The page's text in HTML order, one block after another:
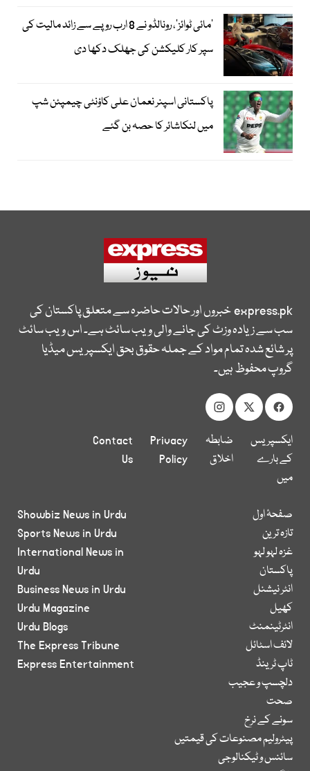
’مائی ٹوائز‘، رونالڈو نے 8 ارب روپے سے زائد مالیت کی
سپر کار کلیکشن کی جھلک دکھا دی
پاکستانی اسپنر نعمان علی کاؤنٹی چیمپئن شپ
میں لنکاشائر کا حصہ بن گئے
express.pkخبروں اور حالات حاضرہ سے متعلق پاکستان کی
سب سے زیادہ وزٹ کی جانے والی ویب سائٹ ہے۔ اس ویب سائٹ
پر شائع شدہ تمام مواد کے جملہ حقوق بحق ایکسپریس میڈیا
گروپ محفوظ ہیں۔
ایکسپریس
کے بارے
میں
ضابطہ
اخلاق
Privacy
Policy
Contact
Us
صفحۂ اول
تازہ ترین
غزہ لہو لہو
پاکستان
انٹر نیشنل
کھیل
انٹرٹینمنٹ
لائف اسٹائل
ٹاپ ٹرینڈ
دلچسپ و عجیب
صحت
سونے کے نرخ
پیٹرولیم مصنوعات کی قیمتیں
سائنس و ٹیکنالوجی
Showbiz News in Urdu
Sports News in Urdu
International News in
Urdu
Business News in Urdu
Urdu Magazine
Urdu Blogs
The Express Tribune
Express Entertainment